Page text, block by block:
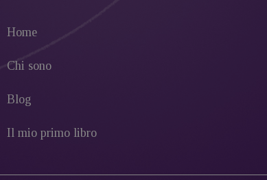
Home
Chi sono
Blog
Il mio primo libro